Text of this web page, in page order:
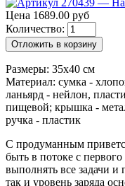
Цена 1689.00 руб
Количество:
Отложить в корзину
Размеры: 35х40 см
Материал: сумка -
ланьярд - нейлон,
пищевой; крышка -
ручка - пластик
С продуманным
быть в потоке с
выполнять все задачи и
так и уровень заряда